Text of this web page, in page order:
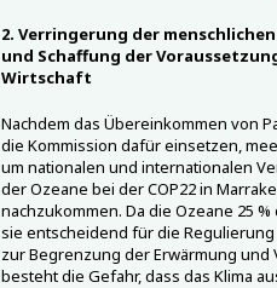
2. Verringerung der
und Schaffung der
Wirtschaft
Nachdem das Übereinkommen von
die Kommission dafür einsetzen,
um nationalen und internationalen
der Ozeane bei der COP22 in
nachzukommen. Da die Ozeane 25
sie entscheidend für die
zur Begrenzung der Erwärmung
besteht die Gefahr, dass das Klima